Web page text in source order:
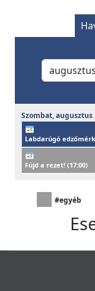
Szombat,augusztus
Labdarúgó
Fújd a rezet! (17:00)
#egyéb